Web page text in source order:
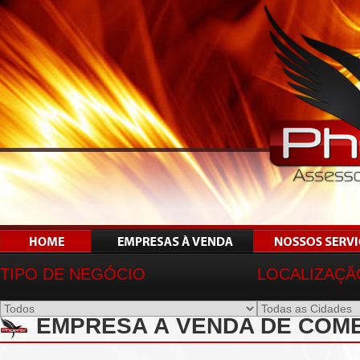
TIPO DE NEGÓCIO
EMPRESA À VENDA DE
LIMEIRA-SP - REF 01773